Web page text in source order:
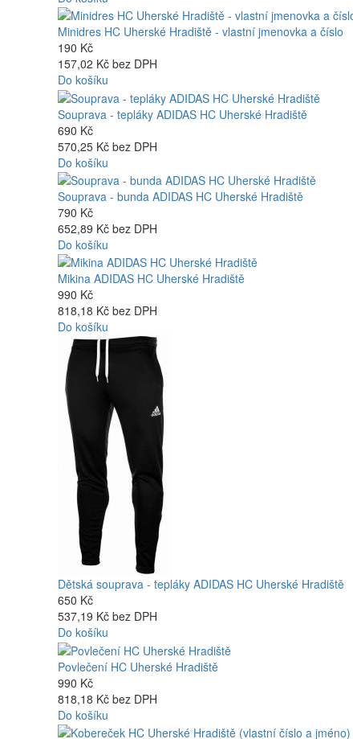
Minidres HC Uherské Hradiště - vlastní jmenovka a číslo
190 Kč
157,02 Kč bez DPH
Do košíku
Souprava - tepláky ADIDAS HC Uherské Hradiště
690 Kč
570,25 Kč bez DPH
Do košíku
Souprava - bunda ADIDAS HC Uherské Hradiště
790 Kč
652,89 Kč bez DPH
Do košíku
Mikina ADIDAS HC Uherské Hradiště
990 Kč
818,18 Kč bez DPH
Do košíku
Dětská souprava - tepláky ADIDAS HC Uherské Hradiště
650 Kč
537,19 Kč bez DPH
Do košíku
Povlečení HC Uherské Hradiště
990 Kč
818,18 Kč bez DPH
Do košíku